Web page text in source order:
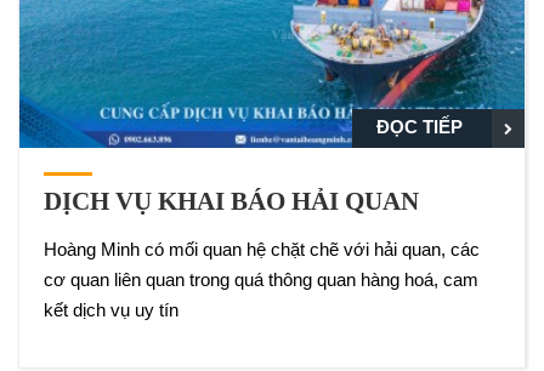
ĐỌC TIẾP
DỊCH VỤ KHAI BÁO HẢI QUAN
Hoàng Minh có mối quan hệ chặt chẽ với hải quan, các
cơ quan liên quan trong quá thông quan hàng hoá, cam
kết dịch vụ uy tín